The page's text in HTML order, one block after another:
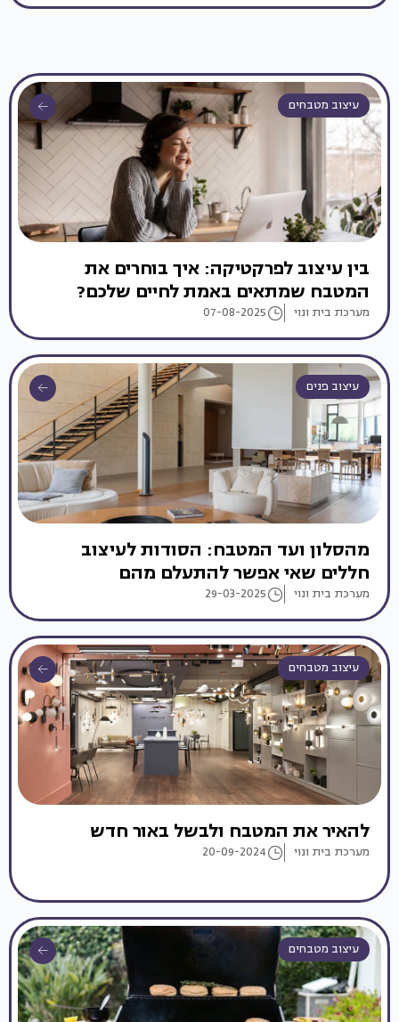
עיצוב מטבחים
בין עיצוב לפרקטיקה: איך בוחרים את
המטבח שמתאים באמת לחיים שלכם?
מערכת בית ונוי 07-08-2025
עיצוב פנים
מהסלון ועד המטבח: הסודות לעיצוב
חללים שאי אפשר להתעלם מהם
מערכת בית ונוי 29-03-2025
עיצוב מטבחים
להאיר את המטבח ולבשל באור חדש
מערכת בית ונוי 20-09-2024
עיצוב מטבחים